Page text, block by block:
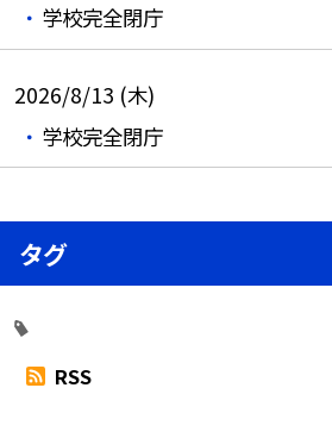
学校完全閉庁
2026/8/13 (木)
学校完全閉庁
タグ
RSS